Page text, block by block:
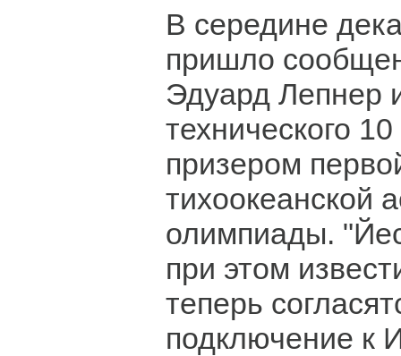
В середине
пришло
Эдуард Лепнер
технического
призером
тихоокеанской
олимпиады.
при этом
теперь
подключение к